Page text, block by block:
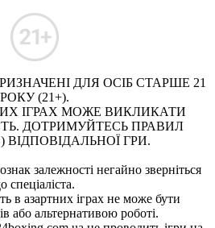
ДЛЯ ОСІБ СТАРШЕ 21
РОКУ (21+).
ІГРАХ МОЖЕ ВИКЛИКАТИ
ДОТРИМУЙТЕСЬ ПРАВИЛ
ВІДПОВІДАЛЬНОЇ ГРИ.
залежності негайно зверніться
спеціаліста.
в азартних іграх не може бути
або альтернативою роботі.